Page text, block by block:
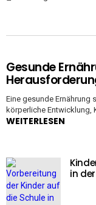
Gesunde
Eine gesunde Ernährung
körperliche Entwicklung,
WEITERLESEN
in